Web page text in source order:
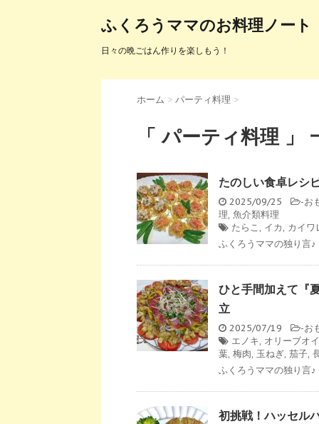
ふくろうママのお料理ノート
日々の晩ごはん作りを楽しもう！
ホーム > パーティ料理 >
「 パーティ料理 」
たのしい食卓レシ
2025/09/25 -お
理, 魚介類料理
たらこ , イカ, カイワ
ふくろうママの独り言
ひと手間加えて『
立
2025/07/19 -お
エノキ, オリーブオ
葉, 梅肉, 玉ねぎ, 茄子,
ふくろうママの独り言
初挑戦！ハッセル